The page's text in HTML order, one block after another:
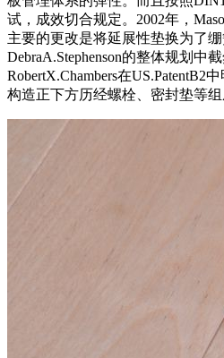
试，成效切合规定。2002年，
主要的更改是将延展性垫换为了
DebraA.Stephenson的整体规划中
RobertX.Chambers在US.PatentB2
构造正下方历经螺栓、密封垫等组